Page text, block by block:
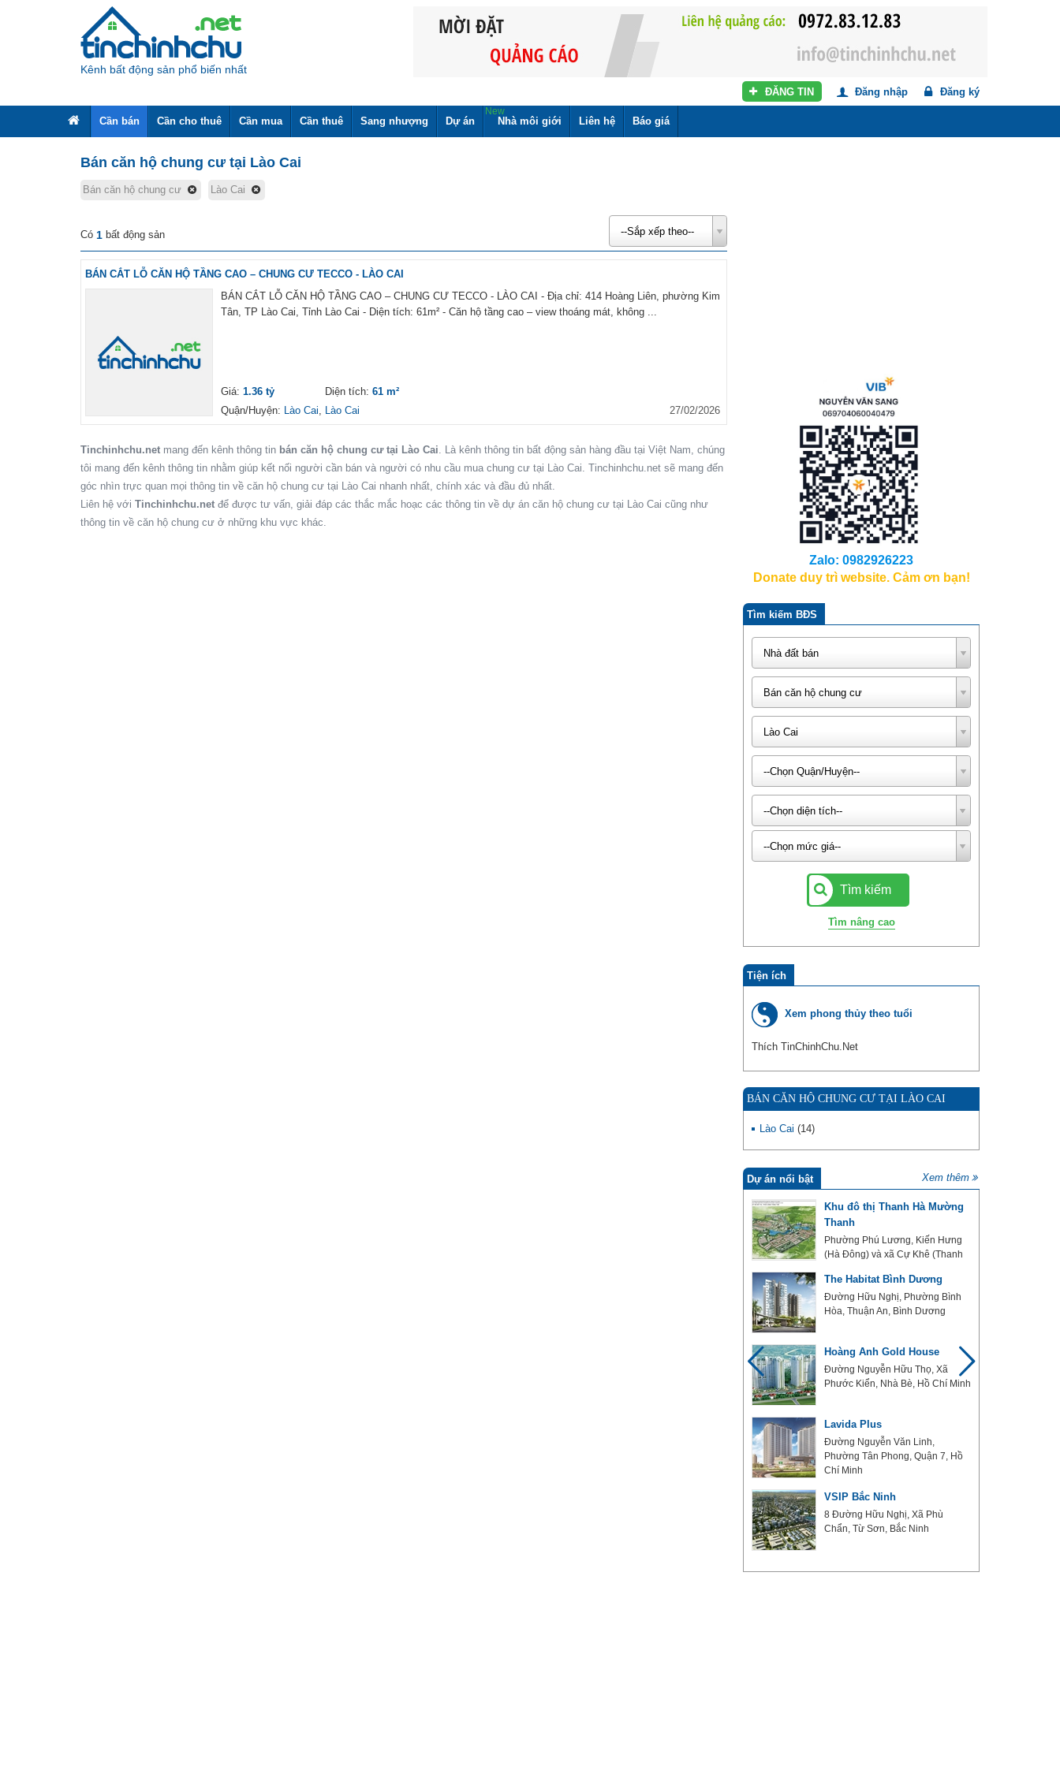
Kênh bất động sản phổ biến nhất
Đăng nhập Đăng ký
ĐĂNG TIN
Cần bán Cần cho thuê Cần mua Cần thuê Sang nhượng Dự án
New
Nhà môi giới Liên hệ Báo giá
Bán căn hộ chung cư tại Lào Cai
Bán căn hộ chung cư Lào Cai
Có 1 bất động sản --Sắp xếp theo--
BÁN CẮT LỖ CĂN HỘ TẦNG CAO – CHUNG CƯ TECCO - LÀO CAI
BÁN CẮT LỖ CĂN HỘ TẦNG CAO – CHUNG CƯ TECCO - LÀO CAI - Địa chỉ: 414 Hoàng Liên, phường Kim
Tân, TP Lào Cai, Tỉnh Lào Cai - Diện tích: 61m² - Căn hộ tầng cao – view thoáng mát, không ...
Giá: 1.36 tỷ Diện tích: 61 m²
Quận/Huyện: Lào Cai Lào Cai 27/02/2026
Tinchinhchu.net mang đến kênh thông tin bán căn hộ chung cư tại Lào Cai . Là kênh thông tin bất động sản hàng đầu tại Việt Nam, chúng
tôi mang đến kênh thông tin nhằm giúp kết nối người cần bán và người có nhu cầu mua chung cư tại Lào Cai. Tinchinhchu.net sẽ mang đến
góc nhìn trực quan mọi thông tin về căn hộ chung cư tại Lào Cai nhanh nhất, chính xác và đầu đủ nhất.
Liên hệ với Tinchinhchu.net để được tư vấn, giải đáp các thắc mắc hoạc các thông tin về dự án căn hộ chung cư tại Lào Cai cũng như
thông tin về căn hộ chung cư ở những khu vực khác.
Zalo: 0982926223
Donate duy trì website. Cảm ơn bạn!
Tìm kiếm BĐS
Nhà đất bán
Bán căn hộ chung cư
Lào Cai
--Chọn Quận/Huyện--
--Chọn diện tích--
--Chọn mức giá--
--Chọn Phường/Xã--
--Chọn Đường/Phố--
--Chọn hướng nhà--
Tìm kiếm
Tìm nâng cao
Tiện ích
Xem phong thủy theo tuổi
Thích TinChinhChu.Net
BÁN CĂN HỘ CHUNG CƯ TẠI LÀO CAI
Lào Cai (14)
Dự án nổi bật Xem thêm
Khu đô thị Thanh Hà Mường
Thanh
Phường Phú Lương, Kiến Hưng
(Hà Đông) và xã Cự Khê (Thanh
The Habitat Bình Dương
Đường Hữu Nghị, Phường Bình
Hòa, Thuận An, Bình Dương
Hoàng Anh Gold House
Đường Nguyễn Hữu Thọ, Xã
Phước Kiển, Nhà Bè, Hồ Chí Minh
Lavida Plus
Đường Nguyễn Văn Linh,
Phường Tân Phong, Quận 7, Hồ
Chí Minh
VSIP Bắc Ninh
8 Đường Hữu Nghị, Xã Phù
Chẩn, Từ Sơn, Bắc Ninh